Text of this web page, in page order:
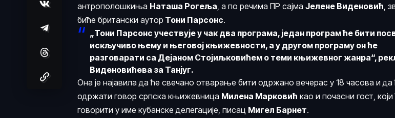
антрополошкиња Наташа Рогеља, а по речима ПР сајма Јелене Виденовић,
биће британски аутор Тони Парсонс.
„Тони Парсонс учествује у чак два програма, један програм ће бити
искључиво њему и његовој књижевности, а у другом програму он ће
разговарати са Дејаном Стојиљковићем о теми књижевног жанра“,
Виденовићева за Танјуг.
Она је најавила да ће свечано отварање бити одржано вечерас у 18 часова и
одржати говор српска књижевница Милена Марковић као и почасни гост, који
говорити у име кубанске делегације, писац Мигел Барнет.